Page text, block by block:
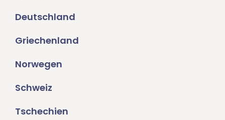
Deutschland
Griechenland
Norwegen
Schweiz
Tschechien